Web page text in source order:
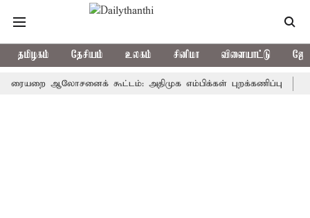
தமிழகம் தேசியம் உலகம் சினிமா விளையாட்டு
ஆலோசனைக் கூட்டம்: அதிமுக எம்பிக்கள் புறக்கணிப்பு ரூ.100